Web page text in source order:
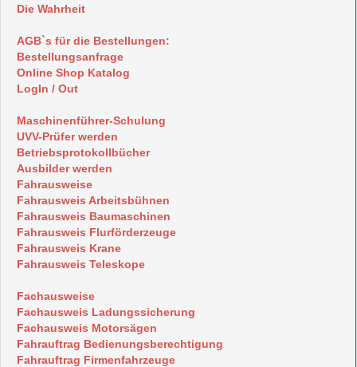
Die Wahrheit
AGB`s für die Bestellungen:
Bestellungsanfrage
Online Shop Katalog
LogIn / Out
Maschinenführer-Schulung
UVV-Prüfer werden
Betriebsprotokollbücher
Ausbilder werden
Fahrausweise
Fahrausweis Arbeitsbühnen
Fahrausweis Baumaschinen
Fahrausweis Flurförderzeuge
Fahrausweis Krane
Fahrausweis Teleskope
Fachausweise
Fachausweis Ladungssicherung
Fachausweis Motorsägen
Fahrauftrag Bedienungsberechtigung
Fahrauftrag Firmenfahrzeuge